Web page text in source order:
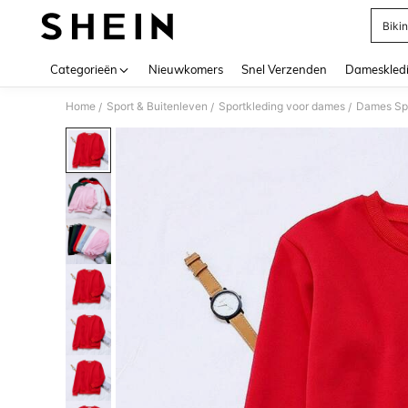
Categorieën Nieuwkomers Snel Verzenden
Home / Sport & Buitenleven / Sportkleding voor dames / Dames